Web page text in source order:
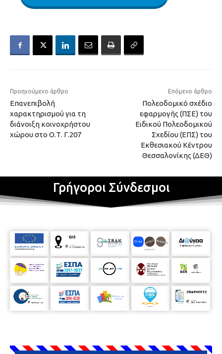
Προηγούμενο άρθρο
Επανεπιβολή
χαρακτηρισμού για τη
διάνοιξη κοινοχρήστου
χώρου στο Ο.Τ. Γ.207
Επόμενο άρθρο
Πολεοδομικό σχέδιο
εφαρμογής (ΠΣΕ) του
Ειδικού Πολεοδομικού
Σχεδίου (ΕΠΣ) του
Εκθεσιακού Κέντρου
Θεσσαλονίκης (ΔΕΘ)
Γρήγοροι Σύνδεσμοι